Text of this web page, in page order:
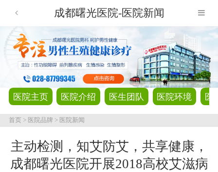
成都曙光医院-医院新闻
医院主页 医院介绍 医生团队 医院环境 医
首页> 医院品牌 > 医院新闻
主动检测，知艾防艾，共享健康，
成都曙光医院开展2018高校艾滋病